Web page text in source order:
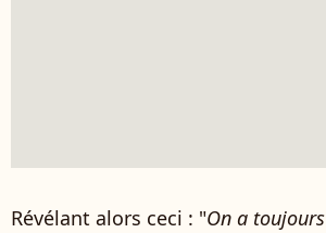
Révélant alors ceci : "On a